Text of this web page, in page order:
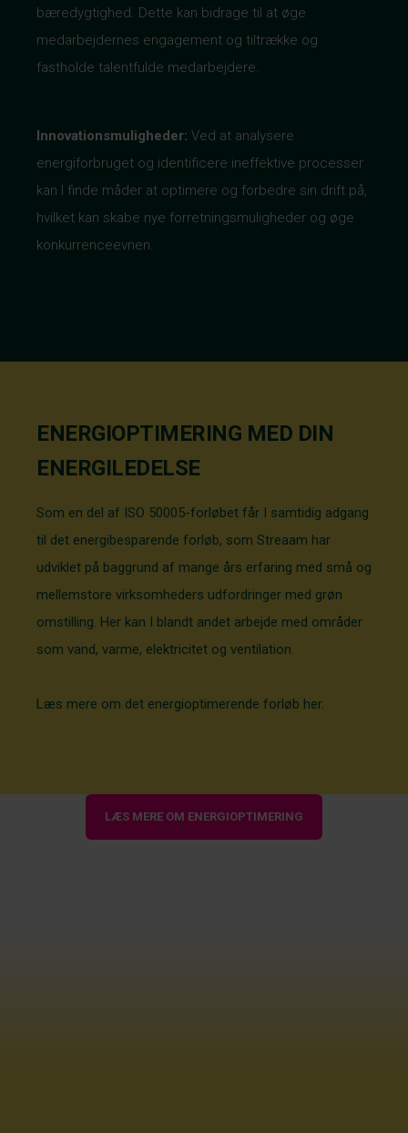
bæredygtighed. Dette kan bidrage til at øge
medarbejdernes engagement og tiltrække og
fastholde talentfulde medarbejdere.
Innovationsmuligheder: Ved at analysere
energiforbruget og identificere ineffektive processer
kan I finde måder at optimere og forbedre sin drift på,
hvilket kan skabe nye forretningsmuligheder og øge
konkurrenceevnen.
ENERGIOPTIMERING MED DIN
ENERGILEDELSE
Som en del af ISO 50005-forløbet får I samtidig adgang
til det energibesparende forløb, som Streaam har
udviklet på baggrund af mange års erfaring med små og
mellemstore virksomheders udfordringer med grøn
omstilling. Her kan I blandt andet arbejde med områder
som vand, varme, elektricitet og ventilation.
Læs mere om det energioptimerende forløb her.
LÆS MERE OM ENERGIOPTIMERING